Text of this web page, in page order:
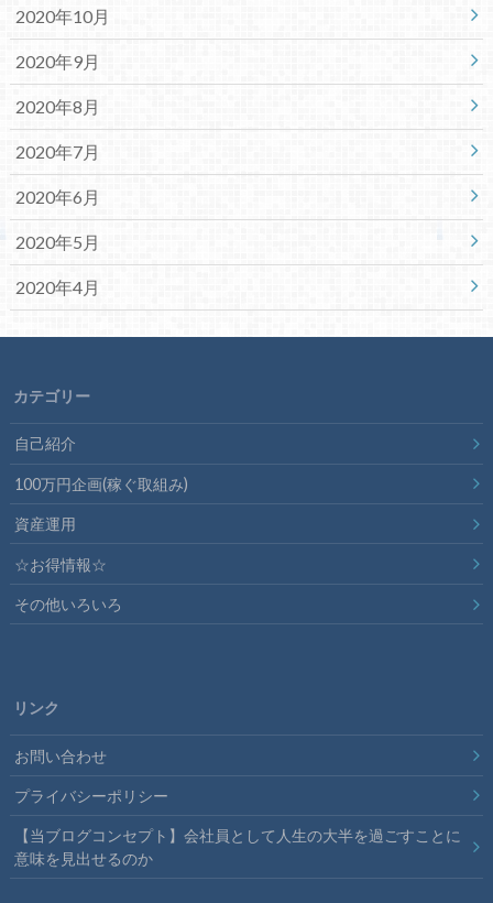
2020年10月
2020年9月
2020年8月
2020年7月
2020年6月
2020年5月
2020年4月
カテゴリー
自己紹介
100万円企画(稼ぐ取組み)
資産運用
☆お得情報☆
その他いろいろ
リンク
お問い合わせ
プライバシーポリシー
【当ブログコンセプト】会社員として人生の大半を過ごすことに
意味を見出せるのか